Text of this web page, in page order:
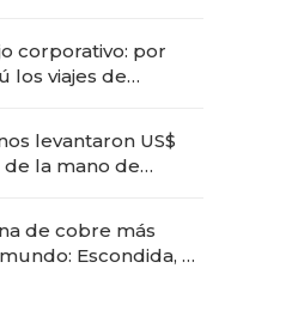
corporativo: por
los viajes de
en experiencias
levantaron US$
la mano de
de cobre más
Escondida, el